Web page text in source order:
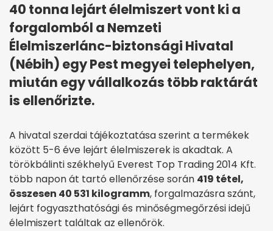
40 tonna lejárt élelmiszert vont ki a
forgalomból a Nemzeti
Élelmiszerlánc-biztonsági Hivatal
(Nébih) egy Pest megyei telephelyen,
miután egy vállalkozás több raktárát
is ellenőrizte.
A hivatal szerdai tájékoztatása szerint a termékek
között 5-6 éve lejárt élelmiszerek is akadtak. A
törökbálinti székhelyű Everest Top Trading 2014 Kft.
több napon át tartó ellenőrzése során 419 tétel,
összesen 40 531 kilogramm, forgalmazásra szánt,
lejárt fogyaszthatósági és minőségmegőrzési idejű
élelmiszert találtak az ellenőrök.